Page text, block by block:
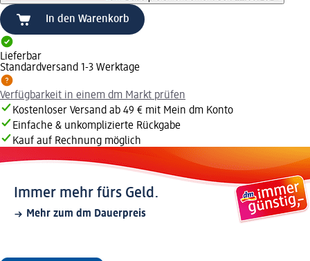
In den Warenkorb
Lieferbar
Standardversand 1-3 Werktage
Verfügbarkeit in einem dm Markt prüfen
Kostenloser Versand ab 49 € mit Mein dm Konto
Einfache & unkomplizierte Rückgabe
Kauf auf Rechnung möglich
Immer mehr fürs Geld.
Mehr zum dm Dauerpreis